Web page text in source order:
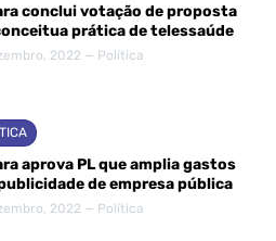
conclui votação de proposta
prática de telessaúde
2022 — Política
aprova PL que amplia gastos
de empresa pública
2022 — Política